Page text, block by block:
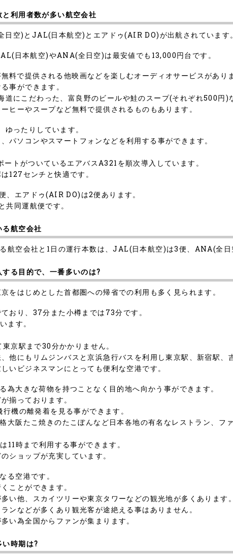
利用者数が多い航空会社
空)とJAL(日本航空)とエアドゥ(AIR DO)が出航されています。
日本航空)やANA(全日空)は最安値でも13,000円台です。
で提供される他映画などを楽しむオーディオサービスがありま
事ができます。
にこだわった、富良野のビールや鮭のスープ(それぞれ500円)
ヒーやスープなど無料で提供されるものもあります。
ったりしています。
ソコンやスマートフォンなどを利用する事ができます。
トがついているエアバスA321を順次導入しています。
127センチと快適です。
エアドゥ(AIR DO)は2便あります。
同運航便です。
航空会社
航空会社と1日の運行本数は、JAL(日本航空)は3便、ANA(全
る目的で、一番多いのは?
をはじめとした首都圏への帰省での利用も多く見られます。
おり、37分また小樽までは73分です。
ます。
京駅まで30分かかりません。
他にもリムジンバスと京浜急行バスを利用し東京駅、新宿駅、
いビジネスマンにとっても便利な空港です。
大きな荷物を持つことなく目的地へ向かう事ができます。
揃っております。
機の離発着を見る事ができます。
大阪たこ焼きのたこぼんなど日本各地の有名なレストラン、フ
時まで利用する事ができます。
ショップが充実しています。
る空港です。
ことができます。
い他、スカイツリーや東京タワーなどの観光地が多くあります。
ンなどが多くあり観光客が途絶える事はありません。
い為全国からファンが集まります。
時期は?